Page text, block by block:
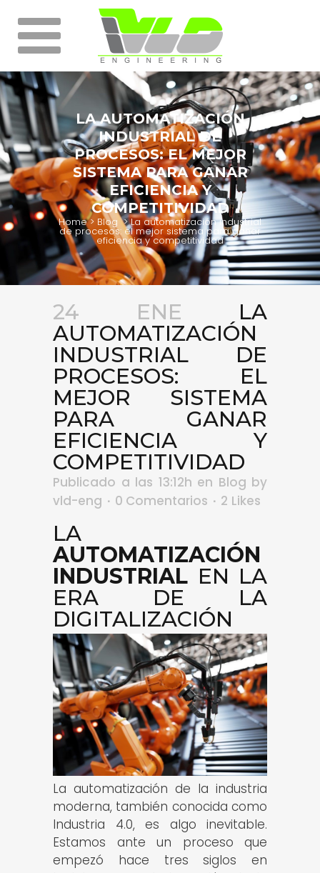
LA AUTOMATIZACIÓN
INDUSTRIAL DE
PROCESOS: EL MEJOR
SISTEMA PARA GANAR
EFICIENCIA Y
COMPETITIVIDAD
Home> Blog >La automatización industrial
de procesos: el mejor sistema para ganar
eficiencia y competitividad
24 ENE LA
AUTOMATIZACIÓN
INDUSTRIAL DE
PROCESOS: EL
MEJOR SISTEMA
PARA GANAR
EFICIENCIA Y
COMPETITIVIDAD
Publicado a las 13:12h en Blog by
vld-eng
0 Comentarios 2 Likes
LA
AUTOMATIZACIÓN
INDUSTRIAL EN LA
ERA DE LA
DIGITALIZACIÓN
La automatización de la industria
moderna, también conocida como
Industria 4.0, es algo inevitable.
Estamos ante un proceso que
empezó hace tres siglos en